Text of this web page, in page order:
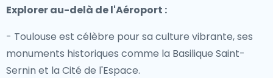
Explorer au-delà de l'Aéroport :
- Toulouse est célèbre pour sa culture vibrante, ses
monuments historiques comme la Basilique Saint-
Sernin et la Cité de l'Espace.